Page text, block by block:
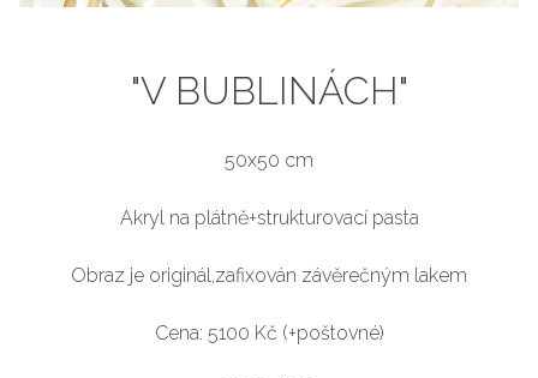
"V BUBLINÁCH"
50x50 cm
Akryl na plátně+strukturovací pasta
Obraz je originál,zafixován závěrečným lakem
Cena: 5100 Kč (+poštovné)